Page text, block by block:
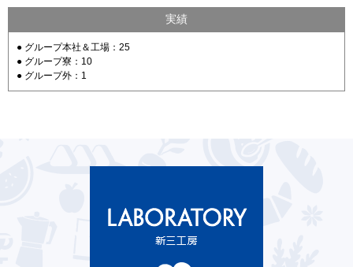
実績
● グループ本社＆工場：25
● グループ寮：10
● グループ外：1